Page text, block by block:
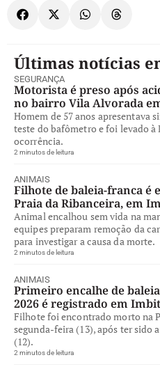
Últimas notícias
SEGURANÇA
Motorista é preso após
no bairro Vila Alvorada
Homem de 57 anos apresentava
teste do bafômetro e foi levado à
ocorrência.
2 minutos de leitura
ANIMAIS
Filhote de baleia-franca é
Praia da Ribanceira, em
Animal encalhou sem vida na
equipes preparam remoção da
para investigar a causa da morte.
2 minutos de leitura
ANIMAIS
Primeiro encalhe de
2026 é registrado em
Filhote foi encontrado morto na
segunda-feira (13), após ter sido
(12).
2 minutos de leitura